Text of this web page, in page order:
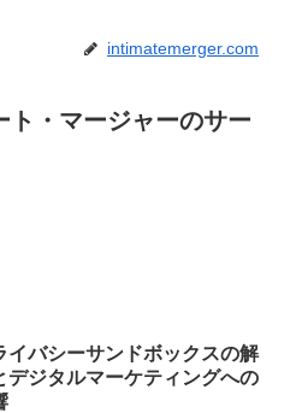
intimatemerger.com
ト・マージャーのサー
イバシーサンドボックスの解
デジタルマーケティングへの